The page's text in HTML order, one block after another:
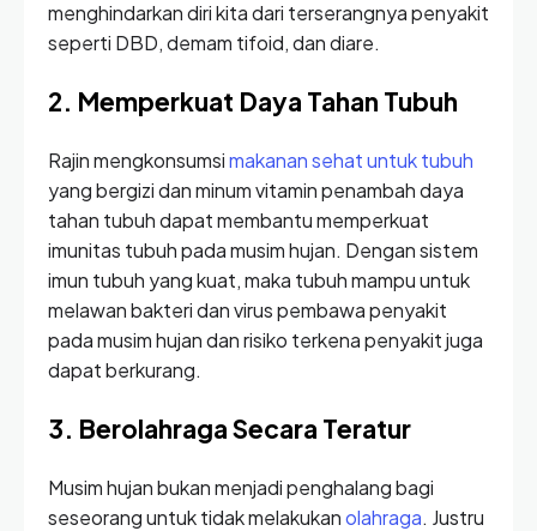
menghindarkan diri kita dari terserangnya penyakit
seperti DBD, demam tifoid, dan diare.
2. Memperkuat Daya Tahan Tubuh
Rajin mengkonsumsimakanan sehat untuk tubuh
yang bergizi dan minum vitamin penambah daya
tahan tubuh dapat membantu memperkuat
imunitas tubuh pada musim hujan. Dengan sistem
imun tubuh yang kuat, maka tubuh mampu untuk
melawan bakteri dan virus pembawa penyakit
pada musim hujan dan risiko terkena penyakit juga
dapat berkurang.
3. Berolahraga Secara Teratur
Musim hujan bukan menjadi penghalang bagi
seseorang untuk tidak melakukanolahraga. Justru